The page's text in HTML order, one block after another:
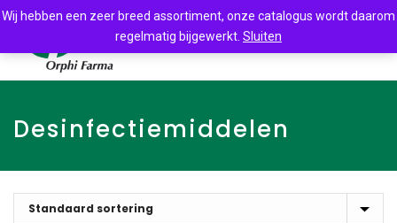
Desinfectiemiddelen
Wij hebben een zeer breed assortiment, onze catalogus wordt daarom
regelmatig bijgewerkt. Sluiten